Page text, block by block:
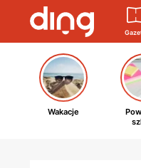
Wakacje